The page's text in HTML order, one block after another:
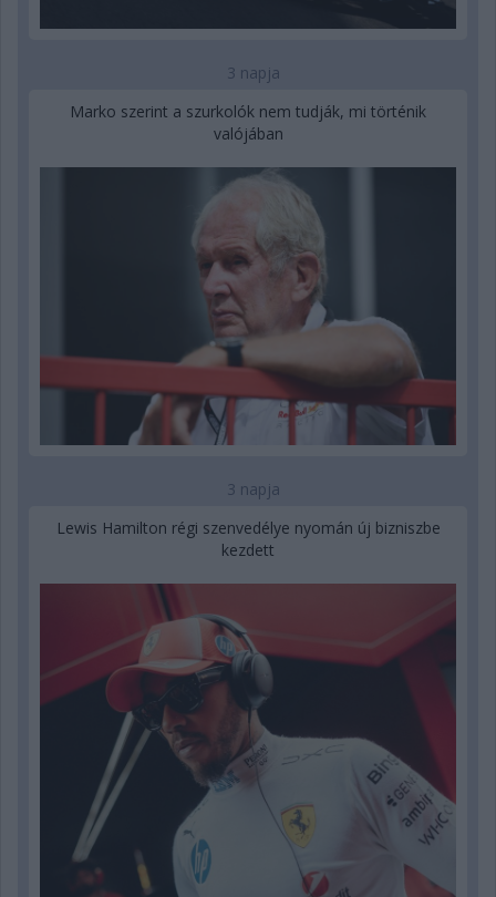
3 napja
Marko szerint a szurkolók nem tudják, mi történik
valójában
3 napja
Lewis Hamilton régi szenvedélye nyomán új bizniszbe
kezdett